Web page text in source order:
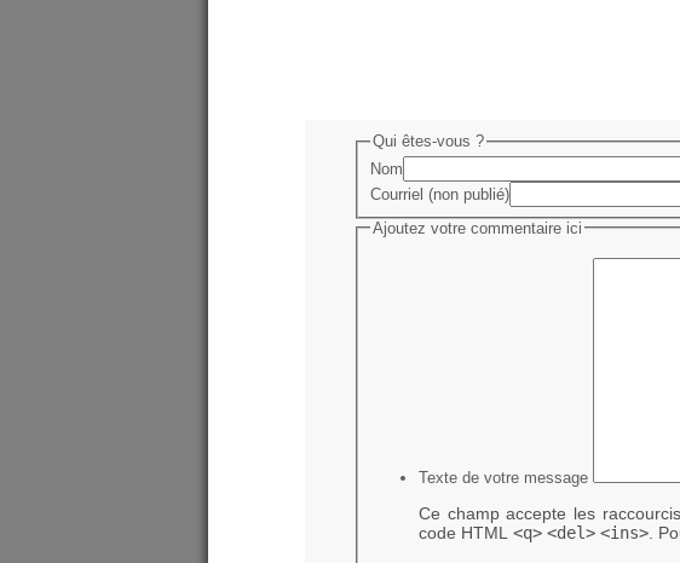
Qui êtes-vous ?
Nom
Courriel (non publié)
Ajoutez votre commentaire ici
Texte de votre message
Ce champ accepte les
code HTML <q> <del> <ins>.